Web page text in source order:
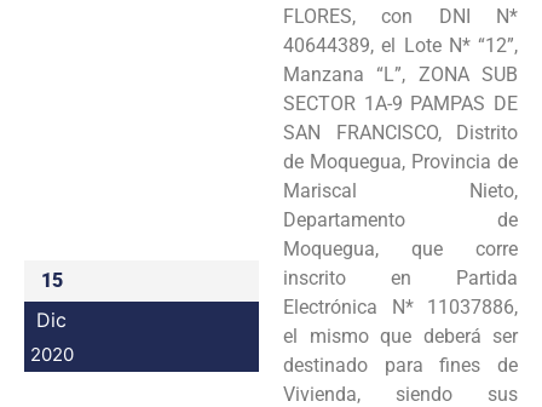
Intranet
15
Dic
2020
FLORES, con DNI N*
40644389, el Lote N* “12”,
Manzana “L”, ZONA SUB
SECTOR 1A-9 PAMPAS DE
SAN FRANCISCO, Distrito
de Moquegua, Provincia de
Mariscal Nieto,
Departamento de
Moquegua, que corre
inscrito en Partida
Electrónica N* 11037886,
el mismo que deberá ser
destinado para fines de
Vivienda, siendo sus